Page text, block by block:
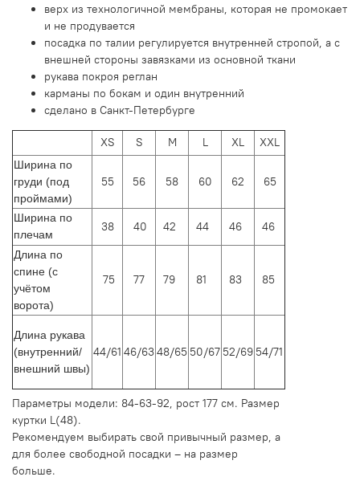
верх из технологичной мембраны, которая не промокает
и не продувается
посадка по талии регулируется внутренней стропой, а с
внешней стороны завязками из основной ткани
рукава покроя реглан
карманы по бокам и один внутренний
сделано в Санкт-Петербурге
Параметры модели: 84-63-92, рост 177 см. Размер
куртки L(48).
Рекомендуем выбирать свой привычный размер, а
для более свободной посадки – на размер
больше.
XS S M L XL XXL
Ширина по
груди (под
проймами)
55 56 58 60 62 65
Ширина по
плечам
38 40 42 44 46 46
Длина по
спине (с
учётом
ворота)
75 77 79 81 83 85
Длина рукава
(внутренний/
внешний швы)
44/61 46/6348/65 50/67 52/69 54/71